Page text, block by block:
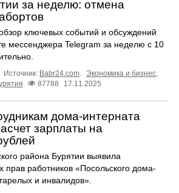
за неделю: отмена
ключевых событий и обсуждений
мессенджера Telegram за неделю с 10
Источник: Babr24.com. Экономика и бизнес,
87788 17.11.2025
дома-интерната
зарплаты на
района Бурятии выявила
прав работников «Посольского дома-
и инвалидов».